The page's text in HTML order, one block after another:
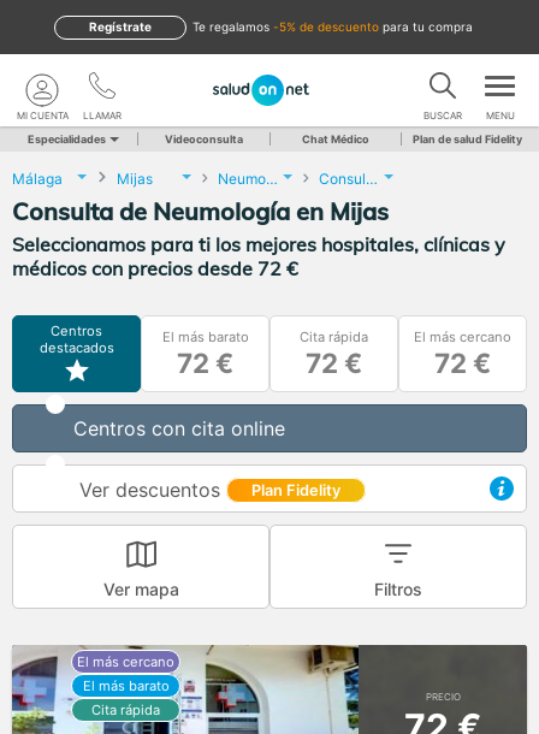
te regalamos -5% de descuento para tu compra
Regístrate
LLAMAR
MI CUENTA BUSCAR MENU
Especialidades Videoconsulta Chat Médico Plan de salud Fidelity
Málaga Mijas Neumología Consulta de Neumología
Consulta de Neumología en Mijas
Seleccionamos para ti los mejores hospitales, clínicas y
médicos con precios desde 72 €
Centros
destacados
El más barato
72 €
Cita rápida
72 €
El más cercano
72 €
Centros con cita online
Ver descuentos Plan Fidelity
Ver mapa Filtros
PRECIO